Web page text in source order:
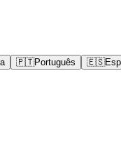
🇵🇹Português 🇪🇸